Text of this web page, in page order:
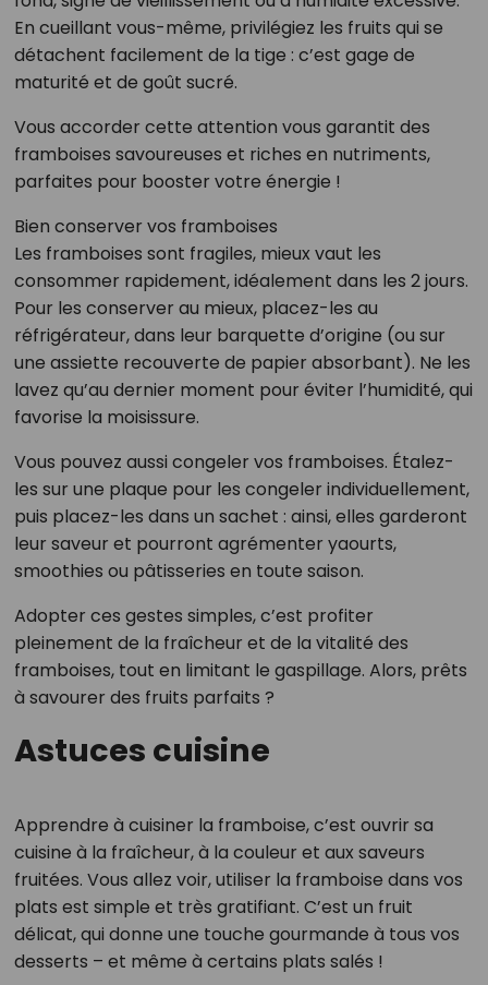
En cueillant vous-même, privilégiez les fruits qui se
détachent facilement de la tige : c’est gage de
maturité et de goût sucré.
Vous accorder cette attention vous garantit des
framboises savoureuses et riches en nutriments,
parfaites pour booster votre énergie !
Bien conserver vos framboises
Les framboises sont fragiles, mieux vaut les
consommer rapidement, idéalement dans les 2 jours.
Pour les conserver au mieux, placez-les au
réfrigérateur, dans leur barquette d’origine (ou sur
une assiette recouverte de papier absorbant). Ne les
lavez qu’au dernier moment pour éviter l’humidité, qui
favorise la moisissure.
Vous pouvez aussi congeler vos framboises. Étalez-
les sur une plaque pour les congeler individuellement,
puis placez-les dans un sachet : ainsi, elles garderont
leur saveur et pourront agrémenter yaourts,
smoothies ou pâtisseries en toute saison.
Adopter ces gestes simples, c’est profiter
pleinement de la fraîcheur et de la vitalité des
framboises, tout en limitant le gaspillage. Alors, prêts
à savourer des fruits parfaits ?
Astuces cuisine
Apprendre à cuisiner la framboise, c’est ouvrir sa
cuisine à la fraîcheur, à la couleur et aux saveurs
fruitées. Vous allez voir, utiliser la framboise dans vos
plats est simple et très gratifiant. C’est un fruit
délicat, qui donne une touche gourmande à tous vos
desserts – et même à certains plats salés !